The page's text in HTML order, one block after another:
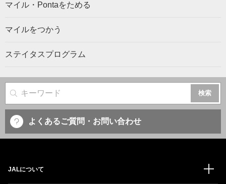
マイル・Pontaをためる
マイルをつかう
ステイタスプログラム
サイト内検索
よくあるご質問・お問い合わせ
JALについて